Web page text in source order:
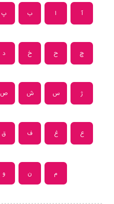
آ ا ب پ
چ ح خ د
ژ س ش ص
ع غ ف ق
م ن و